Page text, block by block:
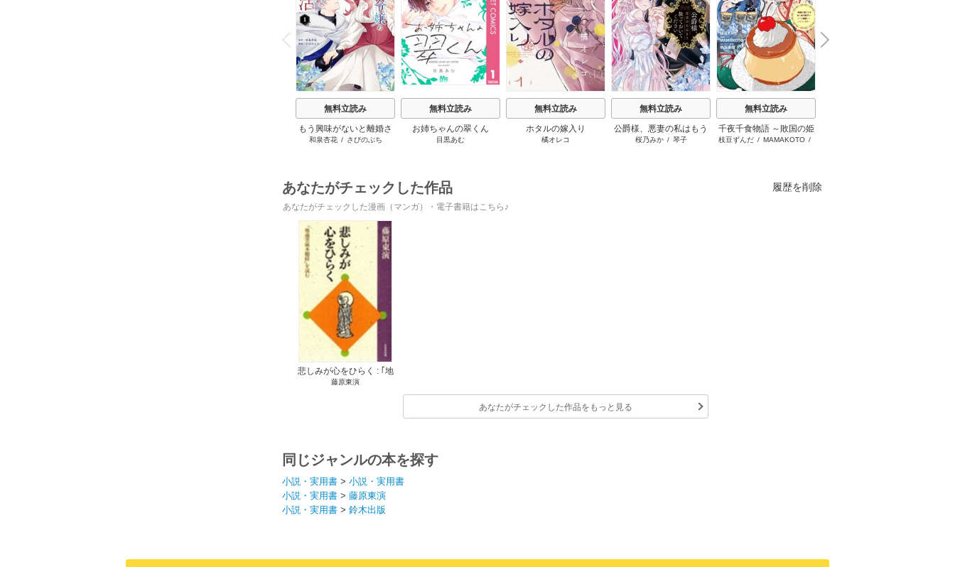
P
r
e
v
i
o
u
s
無料立読み
もう興味がないと離婚さ
れた令嬢の意外と楽しい
和泉杏花/ さびのぶち
無料立読み
お姉ちゃんの翠くん
目黒あむ
無料立読み
ホタルの嫁入り
橘オレコ
無料立読み
公爵様、悪妻の私はもう
放っておいてください
桜乃みか/ 琴子
無料立読み
千夜千食物語 ～敗国の姫
ですが氷の皇子殿下がど
枝豆ずんだ/ MAMAKOTO/
N
e
x
t
あなたがチェックした作品 履歴を削除
あなたがチェックした漫画（マンガ）・電子書籍はこちら♪
悲しみが心をひらく : ｢地
蔵菩薩本願経｣を読む
藤原東演
あなたがチェックした作品をもっと見る
同じジャンルの本を探す
小説・実用書 > 小説・実用書
小説・実用書 > 藤原東演
小説・実用書 > 鈴木出版